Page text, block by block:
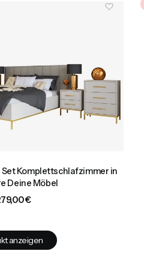
Set Komplettschlafzimmer in
Deine Möbel
€
anzeigen